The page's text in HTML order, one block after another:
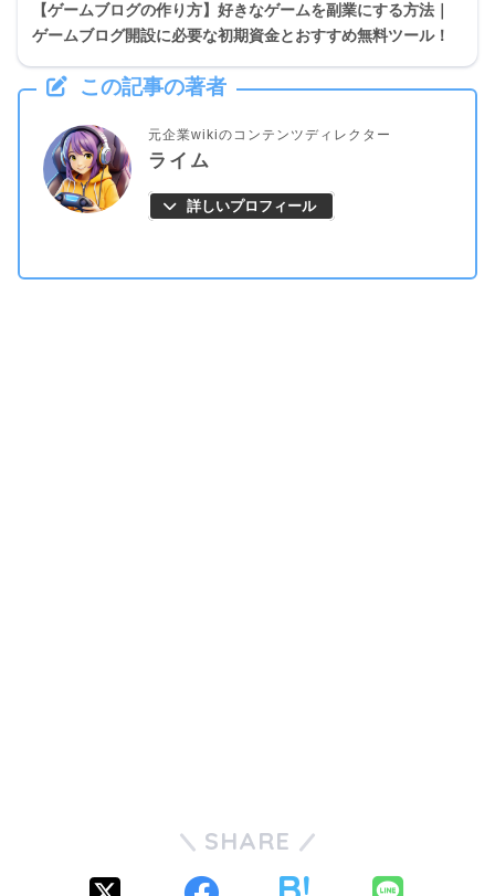
【ゲームブログの作り方】好きなゲームを副業にする方法｜
ゲームブログ開設に必要な初期資金とおすすめ無料ツール！
この記事の著者
元企業wikiのコンテンツディレクター
ライム
詳しいプロフィール
SHARE